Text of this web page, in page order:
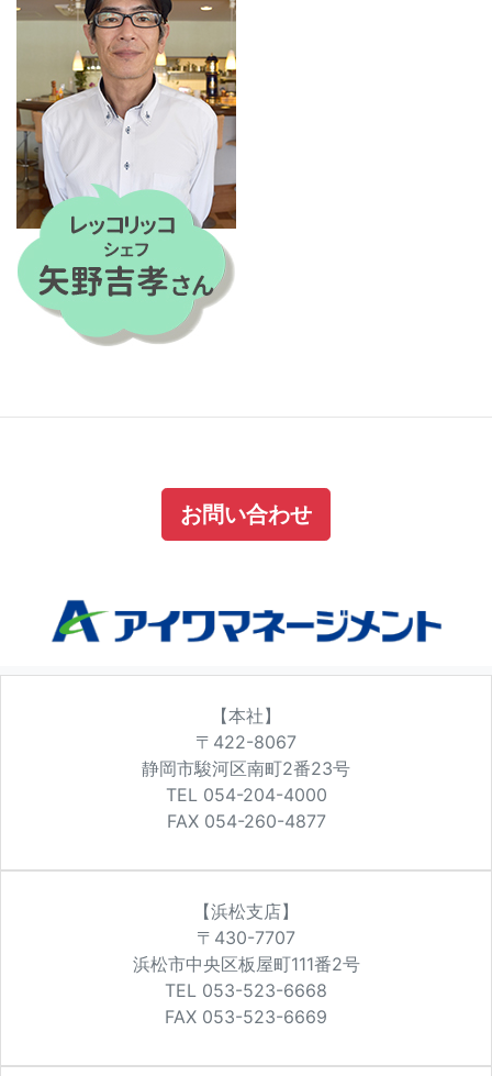
お問い合わせ
【本社】
〒422-8067
静岡市駿河区南町2番23号
TEL 054-204-4000
FAX 054-260-4877
【浜松支店】
〒430-7707
浜松市中央区板屋町111番2号
TEL 053-523-6668
FAX 053-523-6669